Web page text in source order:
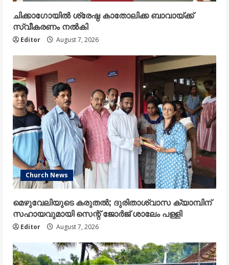
ചിക്കാഗോയിൽ ശ്രേഷ്ഠ കാതോലിക്ക ബാവായ്ക്ക്
സ്വീകരണം നൽകി
Editor August 7, 2026
Church News
മെഴുവേലിയുടെ കരുതൽ; ദുരിതാശ്വാസ ക്യാമ്പിന്
സഹായവുമായി സെന്റ് ജോർജ് ശാലേം പള്ളി
Editor August 7, 2026